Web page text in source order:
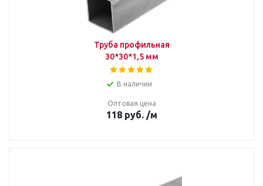
Труба профильная
30*30*1,5 мм
В наличии
Оптовая цена
118 руб. /м